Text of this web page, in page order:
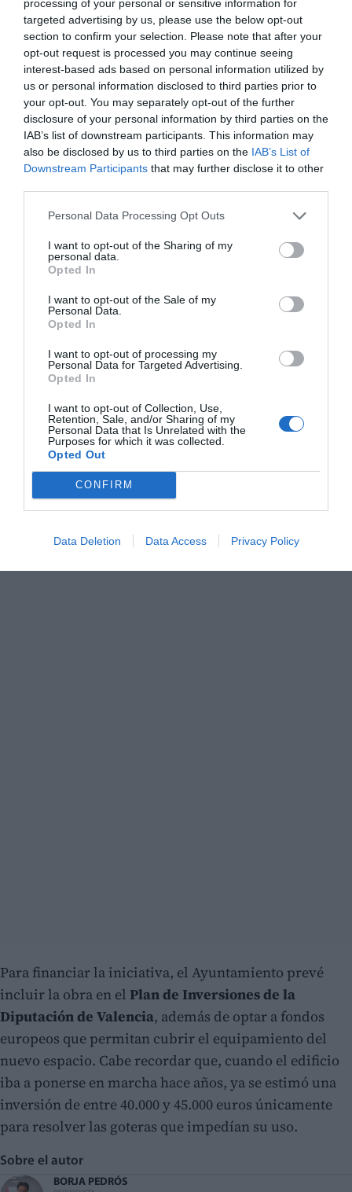
processing of your personal or sensitive information for
targeted advertising by us, please use the below opt-out
section to confirm your selection. Please note that after your
opt-out request is processed you may continue seeing
interest-based ads based on personal information utilized by
us or personal information disclosed to third parties prior to
your opt-out. You may separately opt-out of the further
disclosure of your personal information by third parties on the
IAB’s list of downstream participants. This information may
also be disclosed by us to third parties on the IAB’s List of
Downstream Participants that may further disclose it to other
Personal Data Processing Opt Outs
I want to opt-out of the Sharing of my
personal data.
Opted In
I want to opt-out of the Sale of my
Personal Data.
Opted In
I want to opt-out of processing my
Personal Data for Targeted Advertising.
Opted In
I want to opt-out of Collection, Use,
Retention, Sale, and/or Sharing of my
Personal Data that Is Unrelated with the
Purposes for which it was collected.
Opted Out
CONFIRM
Data Deletion Data Access Privacy Policy
El Consistorio pretende convertir este espacio en un
punto de encuentro “lúdico y formativo”dirigido
especialmente a jóvenes de entre 14 y 18 años, una
franja de edad que, según reconoce el alcalde,Carlos
, carece de una oferta específica en el municipio.
“Tenemos recursos para la infancia y para las
personas mayores, pero nos faltaba cubrir este tramo”,
El proyecto contempla la creación de un espacio
atractivo para los jóvenes,con pantallas y zonas de
uso libre, además del traslado de la biblioteca
requerirá una inversión aproximada de
65.000 euros
destinada principalmente a solucionar los problemas
estructurales del inmueble, como la
impermeabilización del techo y la renovación del
suelo, deteriorado por las filtraciones.
Para financiar la iniciativa, el Ayuntamiento prevé
incluir la obra en el Plan de Inversiones de la
Diputación de Valencia, además de optar a fondos
europeos que permitan cubrir el equipamiento del
nuevo espacio. Cabe recordar que, cuando el edificio
iba a ponerse en marcha hace años, ya se estimó una
inversión de entre 40.000 y 45.000 euros únicamente
para resolver las goteras que impedían su uso.
Sobre el autor
BORJA PEDRÓS